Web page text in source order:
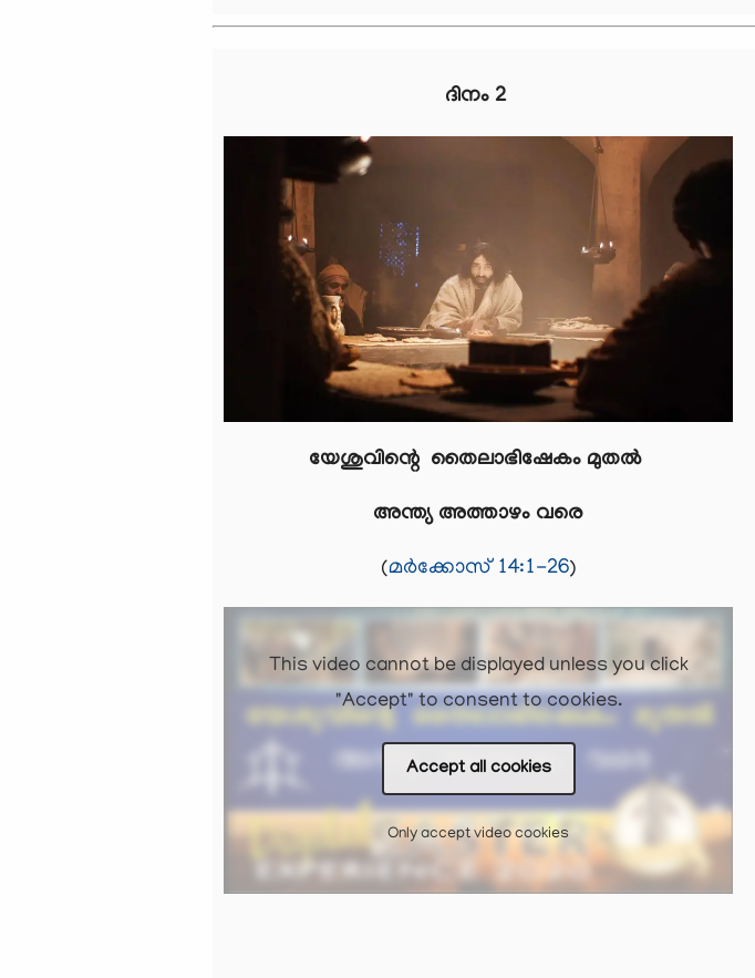
ദിനം 2
യേശുവിന്റെ തൈലാഭിഷേകം മുതൽ
അന്ത്യ അത്താഴം വരെ
​​​​(മർക്കോസ് 14:1-26)
This video cannot be displayed unless you click
"Accept" to consent to cookies.
Accept all cookies
Only accept video cookies